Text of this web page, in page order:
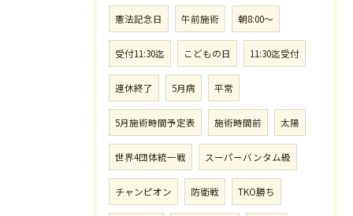
憲法記念日 午前施術 朝8:00〜
受付11:30迄 こどもの日 11:30迄受付
連休終了 5月病 平常
5月施術時間予定表 施術時間前 太陽
世界4団体統一戦 スーパーバンタム級
チャンピオン 防衛戦 TKO勝ち